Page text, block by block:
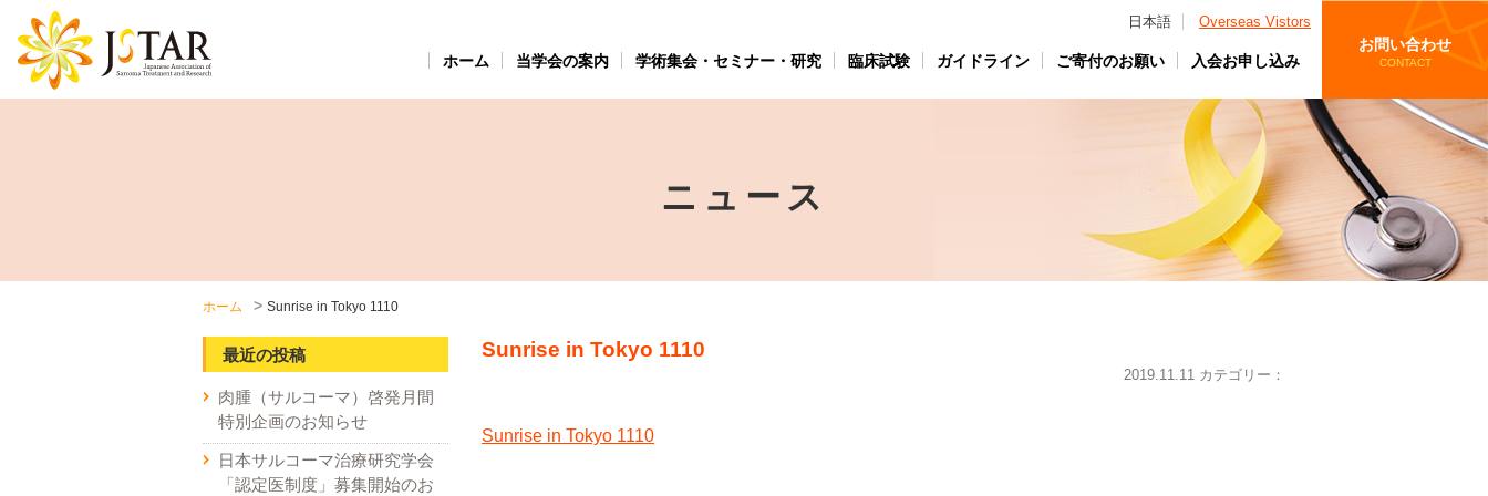
日本語 Overseas Vistors
ホーム 当学会の案内 学術集会・セミナー・研究 臨床試験 ガイドライン ご寄付のお願い 入会お申し込み
お問い合わせ
CONTACT
ニュース
ホーム Sunrise in Tokyo 1110
Sunrise in Tokyo 1110
2019.11.11 カテゴリー：
Sunrise in Tokyo 1110
最近の投稿
肉腫（サルコーマ）啓発月間
特別企画のお知らせ
日本サルコーマ治療研究学会
「認定医制度」募集開始のお